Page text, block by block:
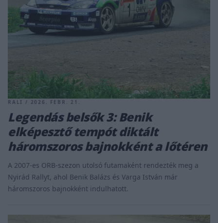
RALI / 2026. FEBR. 21.
Legendás belsők 3: Benik
elképesztő tempót diktált
háromszoros bajnokként a lőtéren
A 2007-es ORB-szezon utolsó futamaként rendezték meg a
Nyirád Rallyt, ahol Benik Balázs és Varga István már
háromszoros bajnokként indulhatott.